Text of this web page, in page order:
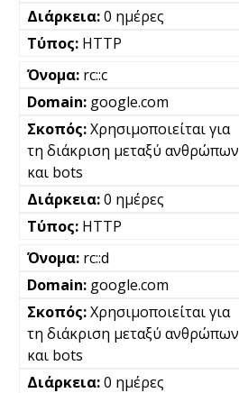
0 ημέρες
HTTP
rc::c
google.com
Χρησιμοποιείται για
τη διάκριση μεταξύ ανθρώπων
και bots
0 ημέρες
HTTP
rc::d
google.com
Χρησιμοποιείται για
τη διάκριση μεταξύ ανθρώπων
και bots
0 ημέρες